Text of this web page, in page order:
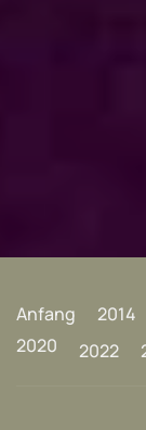
Anfang 2014
2020
2022